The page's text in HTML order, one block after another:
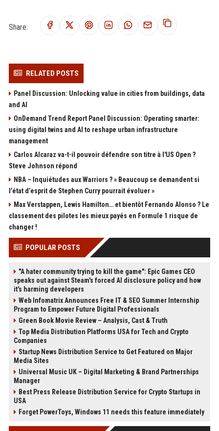
Share:
RELATED POSTS
Panel Discussion: Unlocking value in cities from buildings, data
and AI
OnDemand Trend Report Panel Discussion: Operating smarter:
using digital twins and AI to reshape urban infrastructure
management
Carlos Alcaraz va-t-il pouvoir défendre son titre à l'US Open ?
Steve Johnson répond
NBA – Inquiétudes aux Warriors ? « Beaucoup se demandent si
l’état d’esprit de Stephen Curry pourrait évoluer »
Max Verstappen, Lewis Hamilton… et bientôt Fernando Alonso ? Le
classement des pilotes les mieux payés en Formule 1 risque de
changer !
POPULAR POSTS
"A hater community trying to kill the game": Epic Games CEO
speaks out against Steam's forced AI disclosure policy and how
it's harming developers
Web Infomatrix Announces Free IT & SEO Summer Internship
Program to Empower Future Digital Professionals
Green Book Movie Review – Analysis, Cast & Truth
Top Media Distribution Platforms USA for Tech and Crypto
Companies
Startup News Distribution Service to Get Featured on Major
Media Sites
Universal Music UK – Digital Marketing & Brand Partnerships
Manager
Best Press Release Distribution Service for Crypto Startups in
USA
Forget PowerToys, Windows 11 needs this feature immediately